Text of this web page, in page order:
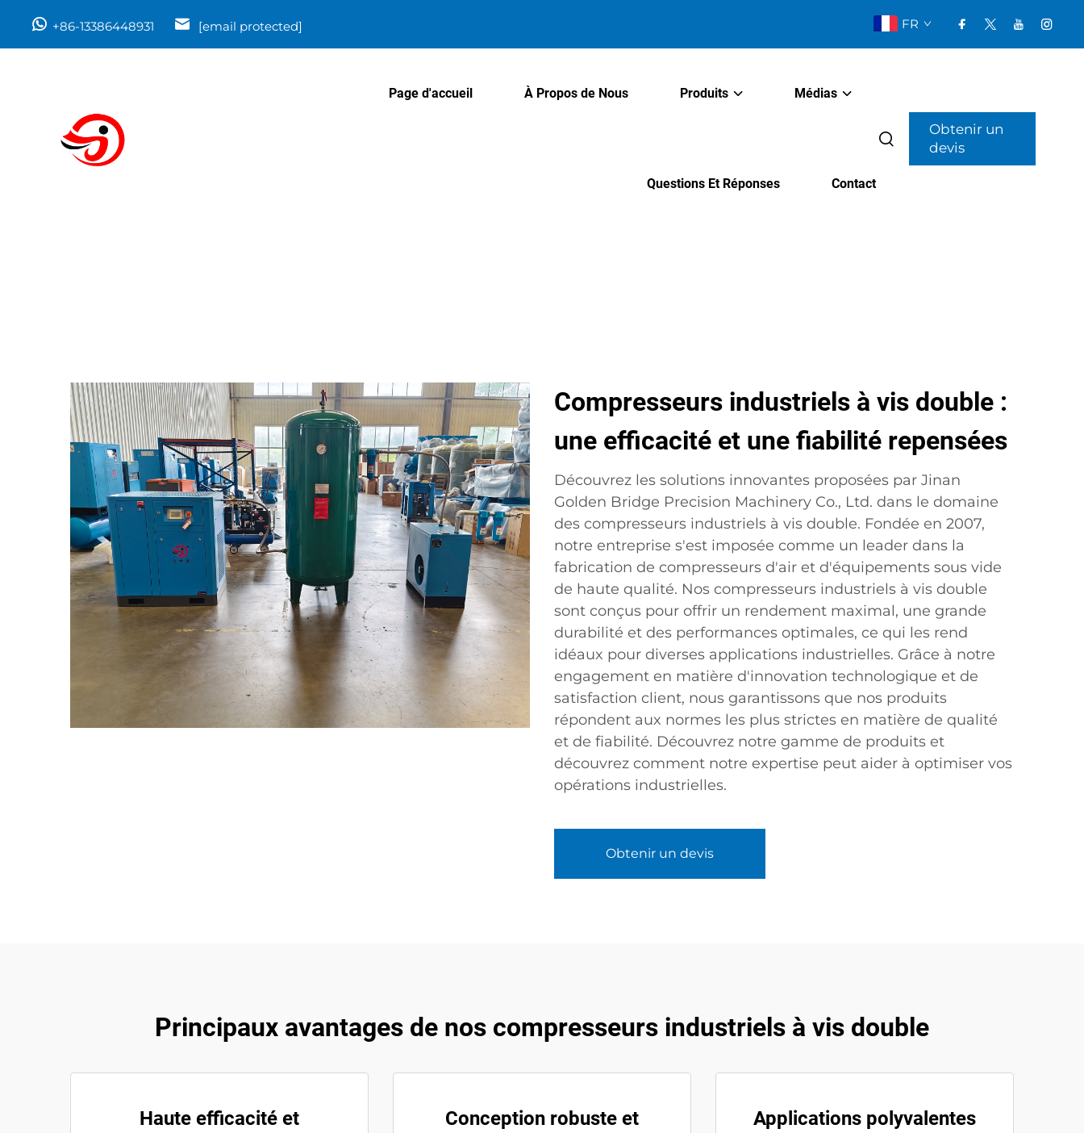
+86-13386448931 [email protected] FR
Page d'accueil À Propos de Nous Produits Médias
Questions Et Réponses Contact
Obtenir un
devis
Compresseurs industriels à vis double :
une efficacité et une fiabilité repensées
Découvrez les solutions innovantes proposées par Jinan
Golden Bridge Precision Machinery Co., Ltd. dans le domaine
des compresseurs industriels à vis double. Fondée en 2007,
notre entreprise s'est imposée comme un leader dans la
fabrication de compresseurs d'air et d'équipements sous vide
de haute qualité. Nos compresseurs industriels à vis double
sont conçus pour offrir un rendement maximal, une grande
durabilité et des performances optimales, ce qui les rend
idéaux pour diverses applications industrielles. Grâce à notre
engagement en matière d'innovation technologique et de
satisfaction client, nous garantissons que nos produits
répondent aux normes les plus strictes en matière de qualité
et de fiabilité. Découvrez notre gamme de produits et
découvrez comment notre expertise peut aider à optimiser vos
opérations industrielles.
Obtenir un devis
Principaux avantages de nos compresseurs industriels à vis double
Haute efficacité et
Conception robuste et
Applications polyvalentes